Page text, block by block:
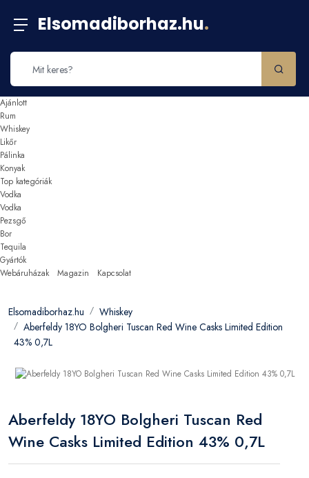
Elsomadiborhaz.hu.
Ajánlott
Rum
Whiskey
Likőr
Pálinka
Konyak
Top kategóriák
Vodka
Vodka
Pezsgő
Bor
Tequila
Gyártók
Webáruházak
Magazin Kapcsolat
Elsomadiborhaz.hu
Whiskey
Aberfeldy 18YO Bolgheri Tuscan Red Wine Casks Limited Edition
43% 0,7L
Aberfeldy 18YO Bolgheri Tuscan Red
Wine Casks Limited Edition 43% 0,7L